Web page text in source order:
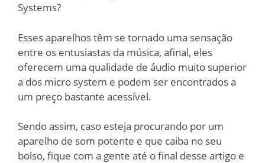
Systems?
Esses aparelhos têm se tornado uma sensação
entre os entusiastas da música, afinal, eles
oferecem uma qualidade de áudio muito superior
a dos micro system e podem ser encontrados a
um preço bastante acessível.
Sendo assim, caso esteja procurando por um
aparelho de som potente e que caiba no seu
bolso, fique com a gente até o final desse artigo e